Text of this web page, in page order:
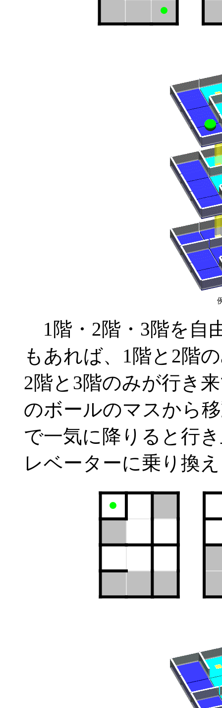
1階・2階・3階を自
もあれば、1階と2階
2階と3階のみが行き
のボールのマスから
で一気に降りると行
レベーターに乗り換